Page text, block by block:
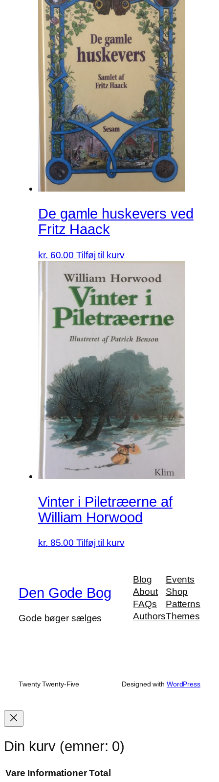
De gamle huskevers ved
Fritz Haack
kr. 60.00 Tilføj til kurv
Vinter i Piletræerne af
William Horwood
kr. 85.00 Tilføj til kurv
Den Gode Bog
Gode bøger sælges
Blog
About
FAQs
Authors
Events
Shop
Patterns
Themes
Twenty Twenty-Five Designed with WordPress
Din kurv (emner: 0)
Vare Informationer Total